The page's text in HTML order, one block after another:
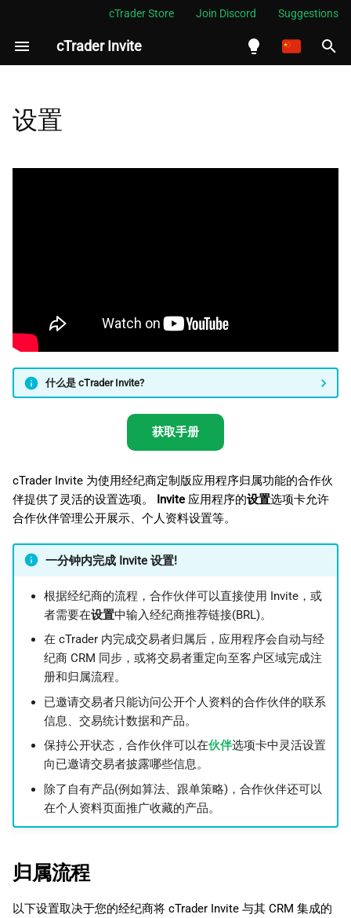
cTrader Store Join Discord Suggestions
cTrader Invite
العربية
日本語
Deutsch
Polski
Русский
正
初
归属流程
设置
什么是 cTrader Invite?
获取手册
cTrader Invite 为使用经纪商定制版应用程序归属功能的合作伙
伴提供了灵活的设置选项。
Invite 应用程序的设置选项卡允许
合作伙伴管理公开展示、个人资料设置等。
一分钟内完成 Invite 设置!
根据经纪商的流程，合作伙伴可以直接使用 Invite，或
者需要在设置中输入经纪商推荐链接(BRL)。
在 cTrader 内完成交易者归属后，应用程序会自动与经
纪商 CRM 同步，或将交易者重定向至客户区域完成注
册和归属流程。
已邀请交易者只能访问公开个人资料的合作伙伴的联系
信息、交易统计数据和产品。
保持公开状态，合作伙伴可以在伙伴选项卡中灵活设置
向已邀请交易者披露哪些信息。
除了自有产品(例如算法、跟单策略)，合作伙伴还可以
在个人资料页面推广收藏的产品。
归属流程
以下设置取决于您的经纪商将 cTrader Invite 与其 CRM 集成的